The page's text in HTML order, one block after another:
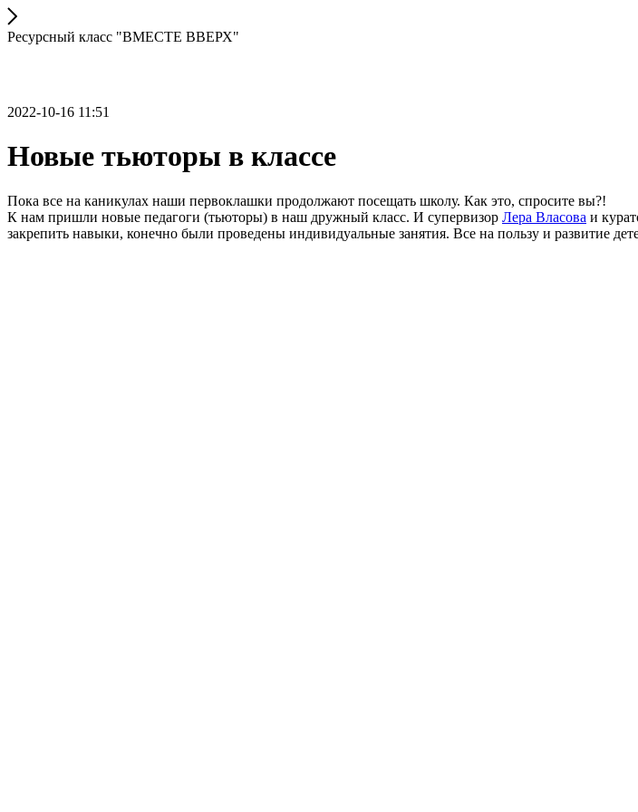
Ресурсный класс "ВМЕСТЕ ВВЕРХ"
2022-10-16 11:51
Новые тьюторы в классе
Пока все на каникулах наши первоклашки продолжают посещать школу. Как это, спросите вы?!
К нам пришли новые педагоги (тьюторы) в наш дружный класс. И супервизор Лера Власова и
закрепить навыки, конечно были проведены индивидуальные занятия. Все на пользу и развитие